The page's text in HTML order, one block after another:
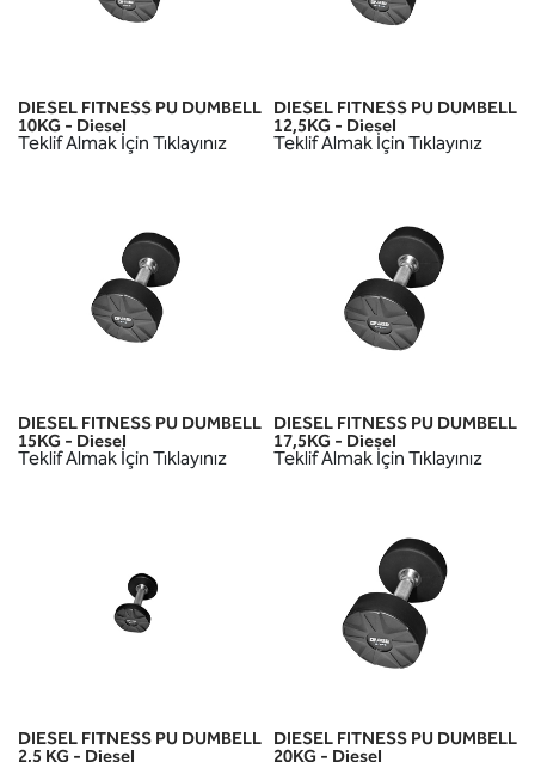
DIESEL FITNESS PU DUMBELL
10KG - Diesel
Teklif Almak İçin Tıklayınız
DIESEL FITNESS PU DUMBELL
12,5KG - Diesel
Teklif Almak İçin Tıklayınız
DIESEL FITNESS PU DUMBELL
15KG - Diesel
Teklif Almak İçin Tıklayınız
DIESEL FITNESS PU DUMBELL
17,5KG - Diesel
Teklif Almak İçin Tıklayınız
DIESEL FITNESS PU DUMBELL
2,5 KG - Diesel
DIESEL FITNESS PU DUMBELL
20KG - Diesel